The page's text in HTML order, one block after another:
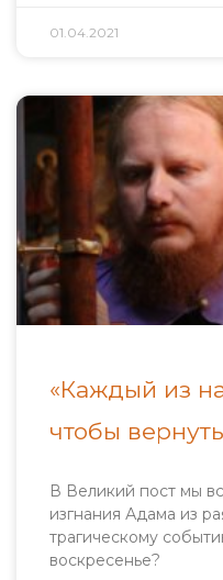
01.04.2021
«Каждый из
чтобы
В Великий пост мы
изгнания Адама из
трагическому
воскресенье?